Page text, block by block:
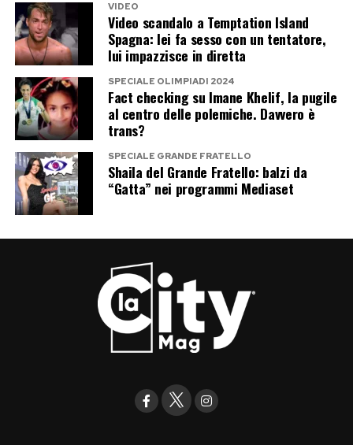
VIDEO
Video scandalo a Temptation Island
Spagna: lei fa sesso con un tentatore,
lui impazzisce in diretta
SPECIALE OLIMPIADI 2024
Fact checking su Imane Khelif, la pugile
al centro delle polemiche. Davvero è
trans?
SPECIALE GRANDE FRATELLO
Shaila del Grande Fratello: balzi da
“Gatta” nei programmi Mediaset